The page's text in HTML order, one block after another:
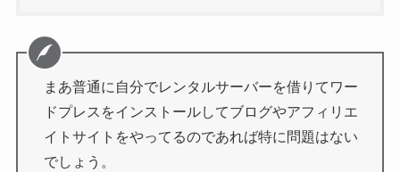
まあ普通に自分でレンタルサーバーを借りてワー
ドプレスをインストールしてブログやアフィリエ
イトサイトをやってるのであれば特に問題はない
でしょう。